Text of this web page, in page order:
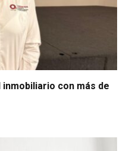
con más de